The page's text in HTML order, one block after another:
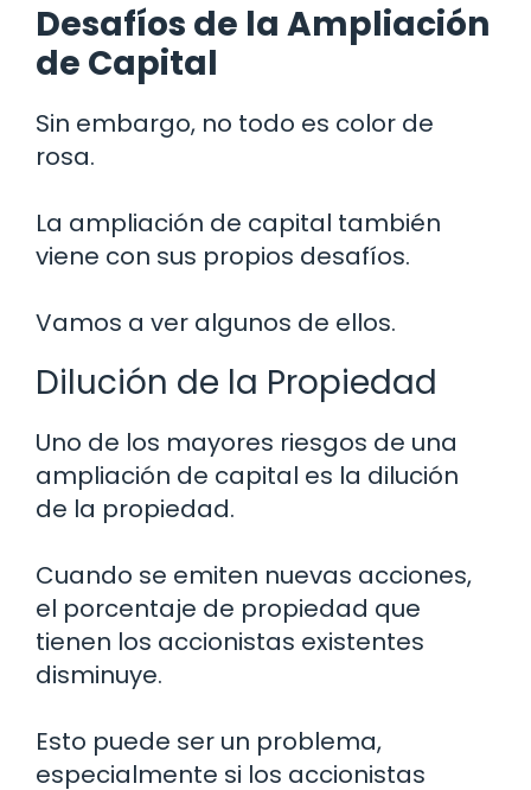
Desafíos de la Ampliación
de Capital
Sin embargo, no todo es color de
rosa.
La ampliación de capital también
viene con sus propios desafíos.
Vamos a ver algunos de ellos.
Dilución de la Propiedad
Uno de los mayores riesgos de una
ampliación de capital es la dilución
de la propiedad.
Cuando se emiten nuevas acciones,
el porcentaje de propiedad que
tienen los accionistas existentes
disminuye.
Esto puede ser un problema,
especialmente si los accionistas